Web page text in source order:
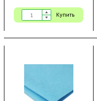
Купить